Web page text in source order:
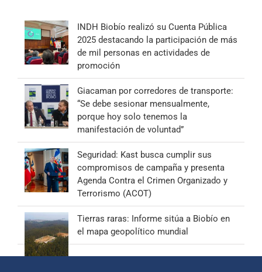
INDH Biobío realizó su Cuenta Pública
2025 destacando la participación de más
de mil personas en actividades de
promoción
Giacaman por corredores de transporte:
“Se debe sesionar mensualmente,
porque hoy solo tenemos la
manifestación de voluntad”
Seguridad: Kast busca cumplir sus
compromisos de campaña y presenta
Agenda Contra el Crimen Organizado y
Terrorismo (ACOT)
Tierras raras: Informe sitúa a Biobío en
el mapa geopolítico mundial